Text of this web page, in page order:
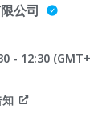
公司
- 12:30